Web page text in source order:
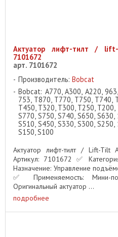
Актуатор лифт-тилт /
7101672
арт. 7101672
Производитель: Bobcat
Bobcat: A770, A300, A220,
753, T870, T770, T750, T740,
T450, T320, T300, T250,
S770, S750, S740, S650,
S510, S450, S330, S300,
S150, S100
Актуатор лифт-тилт / Lift-Tilt
Артикул: 7101672 ✅
Назначение: Управление
✅ Применяемость: Мини-
Оригинальный актуатор ...
подробнее